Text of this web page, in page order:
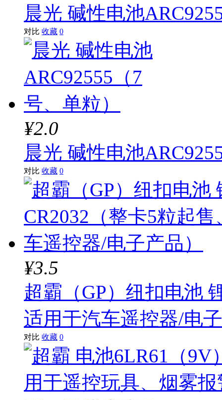
晨光 碱性电池
对比 收藏 0
¥2.0
晨光 碱性电池
对比 收藏 0
¥3.5
超霸（GP）纽扣电池
适用于汽车遥控器/电
对比 收藏 0